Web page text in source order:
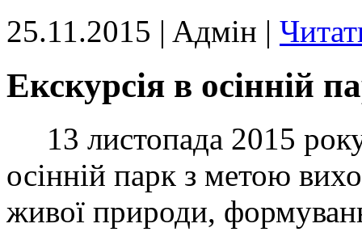
25.11.2015 | Aдмін |
Екскурсія в осінній
13 листопада 2015 року
осінній парк з метою
живої природи,